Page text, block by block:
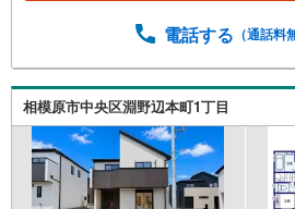
ドバイスが出来るようになりま
では担当営業が物件情報を紹介
物件のご説明、資金計画、税金
である担当課長も同席でご説明
電話する （通話料
相模原市中央区淵野辺本町1丁目